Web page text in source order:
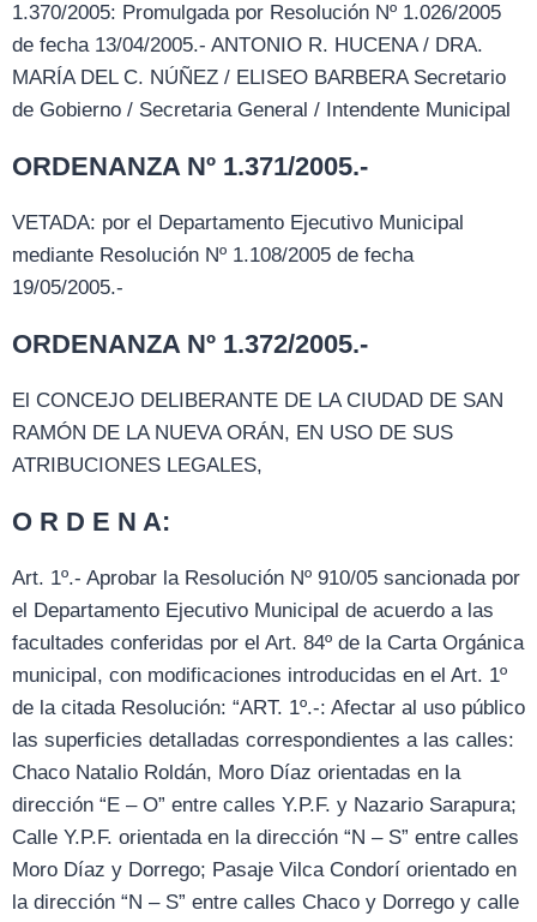
1.370/2005: Promulgada por Resolución Nº 1.026/2005
de fecha 13/04/2005.- ANTONIO R. HUCENA / DRA.
MARÍA DEL C. NÚÑEZ / ELISEO BARBERA Secretario
de Gobierno / Secretaria General / Intendente Municipal
ORDENANZA Nº 1.371/2005.-
VETADA: por el Departamento Ejecutivo Municipal
mediante Resolución Nº 1.108/2005 de fecha
19/05/2005.-
ORDENANZA Nº 1.372/2005.-
El CONCEJO DELIBERANTE DE LA CIUDAD DE SAN
RAMÓN DE LA NUEVA ORÁN, EN USO DE SUS
ATRIBUCIONES LEGALES,
O R D E N A:
Art. 1º.- Aprobar la Resolución Nº 910/05 sancionada por
el Departamento Ejecutivo Municipal de acuerdo a las
facultades conferidas por el Art. 84º de la Carta Orgánica
municipal, con modificaciones introducidas en el Art. 1º
de la citada Resolución: “ART. 1º.-: Afectar al uso público
las superficies detalladas correspondientes a las calles:
Chaco Natalio Roldán, Moro Díaz orientadas en la
dirección “E – O” entre calles Y.P.F. y Nazario Sarapura;
Calle Y.P.F. orientada en la dirección “N – S” entre calles
Moro Díaz y Dorrego; Pasaje Vilca Condorí orientado en
la dirección “N – S” entre calles Chaco y Dorrego y calle